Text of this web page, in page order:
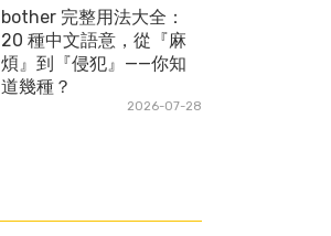
bother 完整用法大全：
20 種中文語意，從『麻
煩』到『侵犯』——你知
道幾種？
2026-07-28